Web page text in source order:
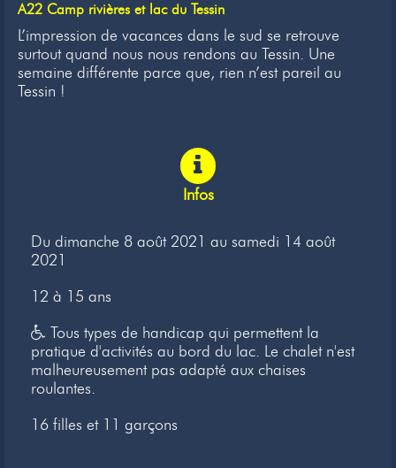
Camps
Dons
Inscription
Newsletter
Liens
A22 Camp rivières et lac du Tessin
L’impression de vacances dans le sud se retrouve
surtout quand nous nous rendons au Tessin. Une
semaine différente parce que, rien n’est pareil au
Tessin !
Infos
Du dimanche 8 août 2021 au samedi 14 août
2021
12 à 15 ans
Tous types de handicap qui permettent la
pratique d'activités au bord du lac. Le chalet n'est
malheureusement pas adapté aux chaises
roulantes.
16 filles et 11 garçons